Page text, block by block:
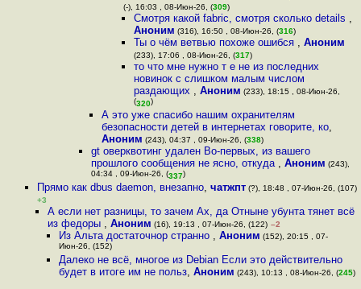
(-), 16:03 , 08-Июн-26, (309)
Cмотря какой fabric, смотря сколько details ,
Аноним (316), 16:50 , 08-Июн-26, (316)
Ты о чём ветвью похоже ошибся , Аноним
(233), 17:06 , 08-Июн-26, (317)
то что мне нужно т е не из последних
новинок с слишком малым числом
раздающих , Аноним (233), 18:15 , 08-Июн-26,
(320)
А это уже спасибо нашим охранителям
безопасности детей в интернетах говорите, ко,
Аноним (243), 04:37 , 09-Июн-26, (338)
gt оверквотинг удален Во-первых, из вашего
прошлого сообщения не ясно, откуда , Аноним (243),
04:34 , 09-Июн-26, (337)
Прямо как dbus daemon, внезапно, чатжпт(?), 18:48 , 07-Июн-26, (107)
+3
А если нет разницы, то зачем Ах, да Отныне убунта тянет всё
из федоры ,Аноним (16), 19:13 , 07-Июн-26, (122) –2
Из Альта достаточнор странно , Аноним (152), 20:15 , 07-
Июн-26, (152)
Далеко не всё, многое из Debian Если это действительно
будет в итоге им не польз, Аноним (243), 10:13 , 08-Июн-26, (245)